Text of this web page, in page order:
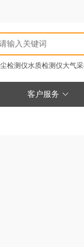
检测仪水质检测仪大气
客户服务